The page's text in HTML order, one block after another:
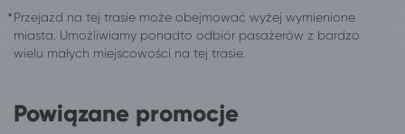
Jaworzno
Ciechocinek
Jelenia Góra
Ciechocinek
Kalisz
Ciechocinek
Kazimierz Dolny
Ciechocinek
Kępno
Ciechocinek
Przejazd na tej trasie może obejmować wyżej wymienione
miasta. Umożliwiamy ponadto odbiór pasażerów z bardzo
wielu małych miejscowości na tej trasie.
Powiązane promocje